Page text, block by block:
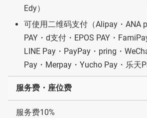
Edy）
可使用二维码支付（Alipay・ANA
PAY・d支付・EPOS PAY・
LINE Pay・PayPay・pring・
Pay・Merpay・Yucho Pay・乐天
服务费・座位费
服务费10%